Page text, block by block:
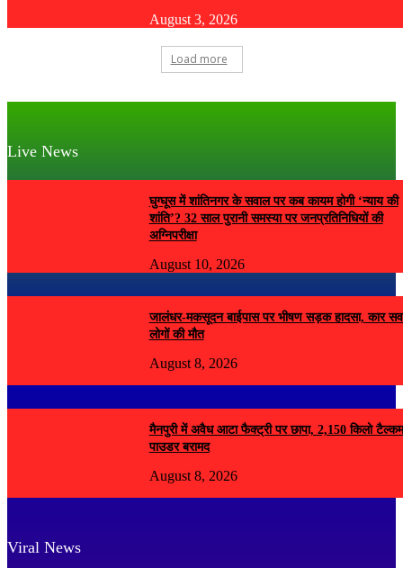
August 3, 2026
Load more
Live News
घुग्घूस में शांतिनगर के सवाल पर कब कायम होगी ‘न्याय की
शांति’? 32 साल पुरानी समस्या पर जनप्रतिनिधियों की
अग्निपरीक्षा
August 10, 2026
जालंधर-मकसूदन बाईपास पर भीषण सड़क हादसा, कार
लोगों की मौत
August 8, 2026
मैनपुरी में अवैध आटा फैक्ट्री पर छापा, 2,150 किलो टैल्कम
पाउडर बरामद
August 8, 2026
Viral News